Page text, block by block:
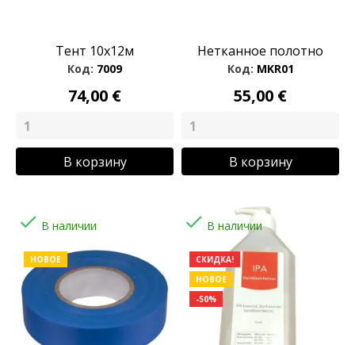
Тент 10x12м
Код: 7009
74,00 €
В корзину
Нетканное полотно
Код: MKR01
55,00 €
В корзину
 В наличии
НОВОЕ
 В наличии
СКИДКА!
НОВОЕ
-50%